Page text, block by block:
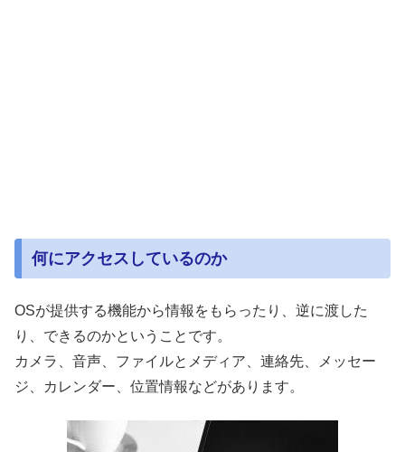
何にアクセスしているのか
OSが提供する機能から情報をもらったり、逆に渡した
り、できるのかということです。
カメラ、音声、ファイルとメディア、連絡先、メッセー
ジ、カレンダー、位置情報などがあります。